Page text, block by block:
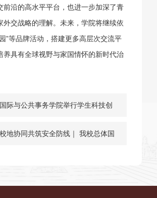
前沿的高水平平台，也进一步加深了青
外交战略的理解。未来，学院将继续依
”等品牌活动，搭建更多高层次交流平
养具有全球视野与家国情怀的新时代治
国际与公共事务学院举行学生科技创
新与社会实践工作交流会
校地协同共筑安全防线｜ 我校总体国